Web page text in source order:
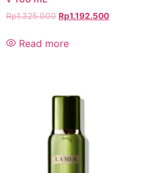
Rp1.325.000 Rp1.192.500
Read more